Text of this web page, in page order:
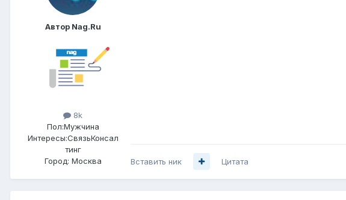
Автор Nag.Ru
8k
Пол:Мужчина
Интересы:СвязьКонсал
тинг
Город: Москва Вставить ник Цитата